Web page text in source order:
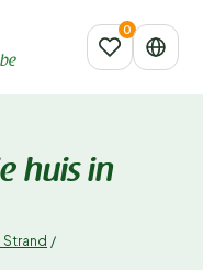
huis in
Strand /